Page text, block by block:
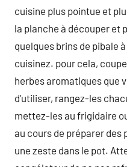
cuisine plus pointue et
la planche à découper et
quelques brins de pibale
cuisinez. pour cela,
herbes aromatiques que
d’utiliser, rangez-les
mettez-les au frigidaire
au cours de préparer des
une zeste dans le pot.